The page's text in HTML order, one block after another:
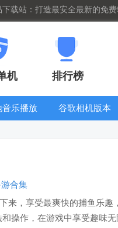
下载站：打造最安全最新的免
机 排行榜
音乐播放
谷歌相机版本
合集
来，享受最爽快的捕鱼乐趣
操作，在游戏中享受趣味